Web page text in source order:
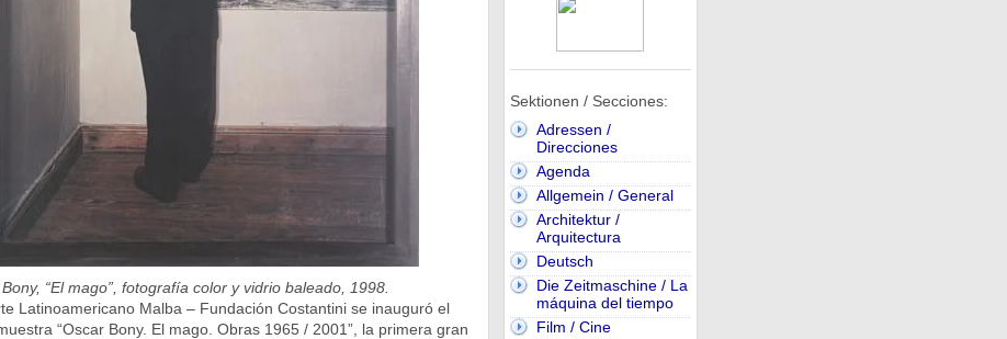
“El mago”, fotografía color y vidrio baleado, 1998.
Latinoamericano Malba – Fundación Costantini se inauguró el
“Oscar Bony. El mago. Obras 1965 / 2001”, la primera gran
Sektionen / Secciones:
Adressen /
Direcciones
Agenda
Allgemein / General
Architektur /
Arquitectura
Deutsch
Die Zeitmaschine / La
máquina del tiempo
Film / Cine